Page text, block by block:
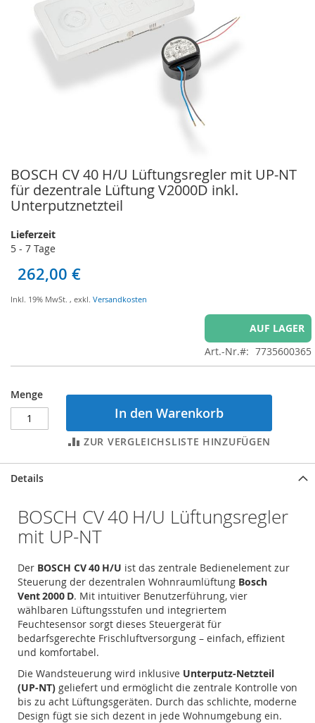
Zum
Anfang
der
Bildgalerie
springen
BOSCH CV 40 H/U Lüftungsregler mit UP-NT
für dezentrale Lüftung V2000D inkl.
Unterputznetzteil
Lieferzeit
5 - 7 Tage
262,00 €
Inkl. 19% MwSt. , exkl. Versandkosten
AUF LAGER
Art.-Nr.
7735600365
Menge
In den Warenkorb
ZUR VERGLEICHSLISTE HINZUFÜGEN
Details
BOSCH CV 40 H/U Lüftungsregler
mit UP-NT
Der BOSCH CV 40 H/U ist das zentrale Bedienelement zur
Steuerung der dezentralen Wohnraumlüftung Bosch
Vent 2000 D. Mit intuitiver Benutzerführung, vier
wählbaren Lüftungsstufen und integriertem
Feuchtesensor sorgt dieses Steuergerät für
bedarfsgerechte Frischluftversorgung – einfach, effizient
und komfortabel.
Die Wandsteuerung wird inklusive Unterputz-Netzteil
(UP-NT) geliefert und ermöglicht die zentrale Kontrolle von
bis zu acht Lüftungsgeräten. Durch das schlichte, moderne
Design fügt sie sich dezent in jede Wohnumgebung ein.